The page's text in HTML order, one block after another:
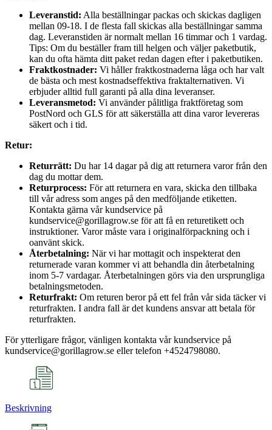
Leveranstid: Alla beställningar packas och skickas dagligen
mellan 09-18. I de flesta fall skickas alla beställningar samma
dag. Leveranstiden är normalt mellan 16 timmar och 1 vardag.
Tips: Om du beställer fram till helgen och väljer paketbutik,
kan du ofta hämta ditt paket redan dagen efter i paketbutiken.
Fraktkostnader: Vi håller fraktkostnaderna låga och har valt
de bästa och mest kostnadseffektiva fraktalternativen. Vi
erbjuder alltid full garanti på alla dina leveranser.
Leveransmetod: Vi använder pålitliga fraktföretag som
PostNord och GLS för att säkerställa att dina varor levereras
säkert och i tid.
Retur:
Returrätt: Du har 14 dagar på dig att returnera varor från den
dag du mottar dem.
Returprocess: För att returnera en vara, skicka den tillbaka
till vår adress som anges på den medföljande etiketten.
Kontakta gärna vår kundservice på
kundservice@gorillagrow.se för att få en returetikett och
instruktioner. Varor måste vara i originalförpackning och i
oanvänt skick.
Återbetalning: När vi har mottagit och inspekterat den
returnerade varan kommer vi att behandla din återbetalning
inom 5-7 vardagar. Återbetalningen görs via den ursprungliga
betalningsmetoden.
Returfrakt: Om returen beror på ett fel från vår sida täcker vi
returfrakten. I andra fall är det kundens ansvar att betala för
returfrakten.
För ytterligare frågor, vänligen kontakta vår kundservice på
kundservice@gorillagrow.se eller telefon +4524798080.
Beskrivning